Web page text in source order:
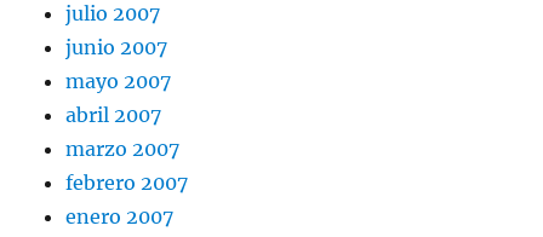
julio 2007
junio 2007
mayo 2007
abril 2007
marzo 2007
febrero 2007
enero 2007